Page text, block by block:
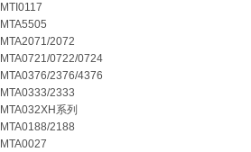
MTI0117
MTA5505
MTA2071/2072
MTA0721/0722/0724
MTA0376/2376/4376
MTA0333/2333
MTA032XH系列
MTA0188/2188
MTA0027